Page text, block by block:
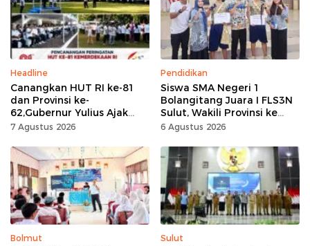
Headline
Canangkan HUT RI ke-81
dan Provinsi ke-
62,Gubernur Yulius Ajak
Seluruh Masyarakat
Kemerdekaan Momentum
Kerja Keras
7 Agustus 2026
Pendidikan
Siswa SMA Negeri 1
Bolangitang Juara I FLS3N
Sulut, Wakili Provinsi ke
Tingkat Nasional
6 Agustus 2026
Bolmut Sulut